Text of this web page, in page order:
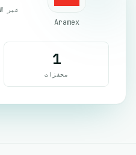
Aramex
عبر EGROW
1
محفزات